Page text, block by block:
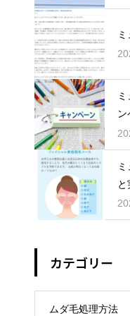
ン
と
カテゴリー
ムダ毛処理方法